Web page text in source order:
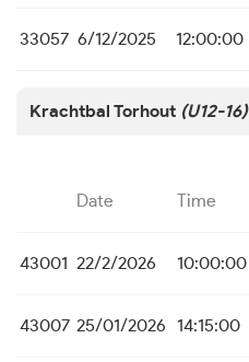
33057 6/12/2025 12:00:00
Krachtbal Torhout (U12-16)
Date Time
43001 22/2/2026 10:00:00
43007 25/01/2026 14:15:00